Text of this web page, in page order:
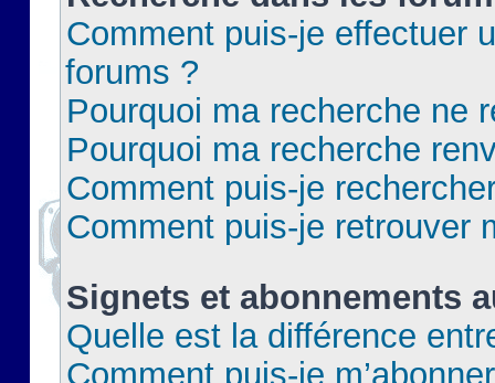
Comment puis-je effectuer
forums ?
Pourquoi ma recherche ne
Pourquoi ma recherche
Comment puis-je
Comment puis-je retrouver
Signets et abonnements
Quelle est la différence
Comment puis-je